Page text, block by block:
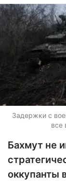
Задержки с
все
Бахмут не
оккупанты